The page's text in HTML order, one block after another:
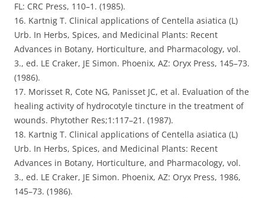
FL: CRC Press, 110–1. (1985).
16. Kartnig T. Clinical applications of Centella asiatica (L)
Urb. In Herbs, Spices, and Medicinal Plants: Recent
Advances in Botany, Horticulture, and Pharmacology, vol.
3., ed. LE Craker, JE Simon. Phoenix, AZ: Oryx Press, 145–73.
(1986).
17. Morisset R, Cote NG, Panisset JC, et al. Evaluation of the
healing activity of hydrocotyle tincture in the treatment of
wounds. Phytother Res;1:117–21. (1987).
18. Kartnig T. Clinical applications of Centella asiatica (L)
Urb. In Herbs, Spices, and Medicinal Plants: Recent
Advances in Botany, Horticulture, and Pharmacology, vol.
3., ed. LE Craker, JE Simon. Phoenix, AZ: Oryx Press, 1986,
145–73. (1986).